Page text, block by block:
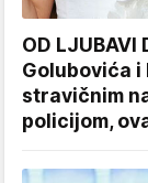
OD LJUBAVI
Golubovića
stravičnim
policijom,